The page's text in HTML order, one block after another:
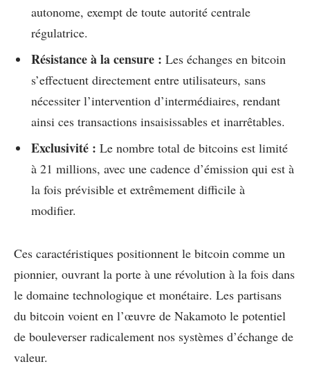
autonome, exempt de toute autorité centrale
régulatrice.
Résistance à la censure : Les échanges en bitcoin
s’effectuent directement entre utilisateurs, sans
nécessiter l’intervention d’intermédiaires, rendant
ainsi ces transactions insaisissables et inarrêtables.
Exclusivité : Le nombre total de bitcoins est limité
à 21 millions, avec une cadence d’émission qui est à
la fois prévisible et extrêmement difficile à
modifier.
Ces caractéristiques positionnent le bitcoin comme un
pionnier, ouvrant la porte à une révolution à la fois dans
le domaine technologique et monétaire. Les partisans
du bitcoin voient en l’œuvre de Nakamoto le potentiel
de bouleverser radicalement nos systèmes d’échange de
valeur.